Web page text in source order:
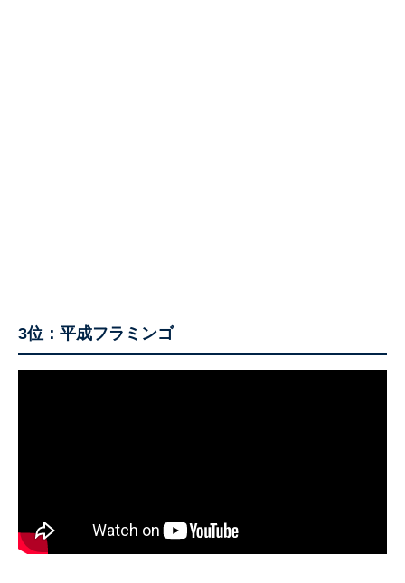
3位：平成フラミンゴ